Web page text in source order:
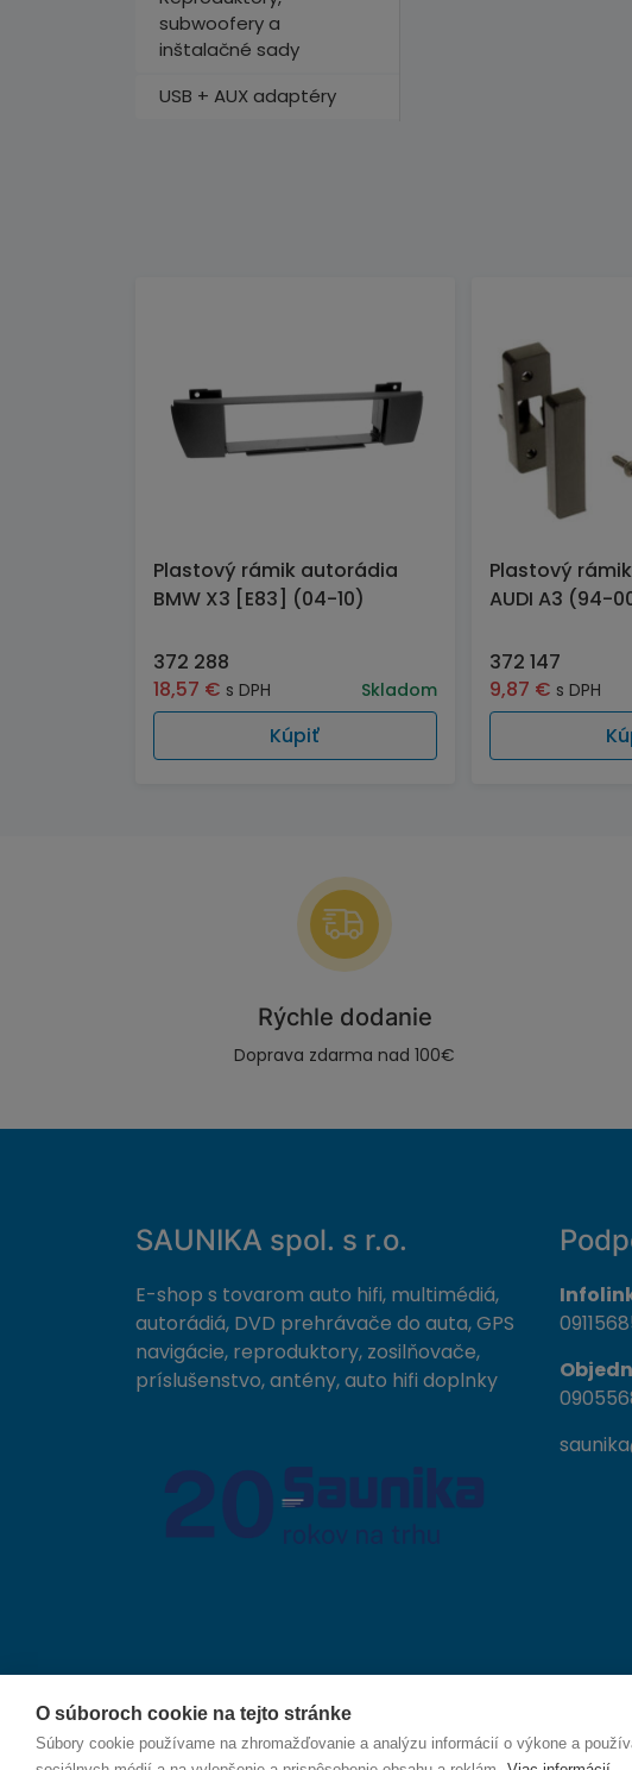
O súboroch cookie na tejto stránke
Súbory cookie používame na zhromažďovanie a analýzu informácií o výkone a
subwoofery a
inštalačné sady
USB + AUX adaptéry
Plastový rámik autorádia
BMW X3 [E83] (04-10)
372 288
18,57 € s DPH Skladom
Kúpiť
Plastový
AUDI A3 (94-
372 147
9,87 € s DPH
Rýchle dodanie
Doprava zdarma nad 100€
SAUNIKA spol. s r.o.
E-shop s tovarom auto hifi, multimédiá,
autorádiá, DVD prehrávače do auta, GPS
navigácie, reproduktory, zosilňovače,
príslušenstvo, antény, auto hifi doplnky
© 2026 SAUNIKA spol. s r.o. Zlatovská 1783, 911 05 Trenčín